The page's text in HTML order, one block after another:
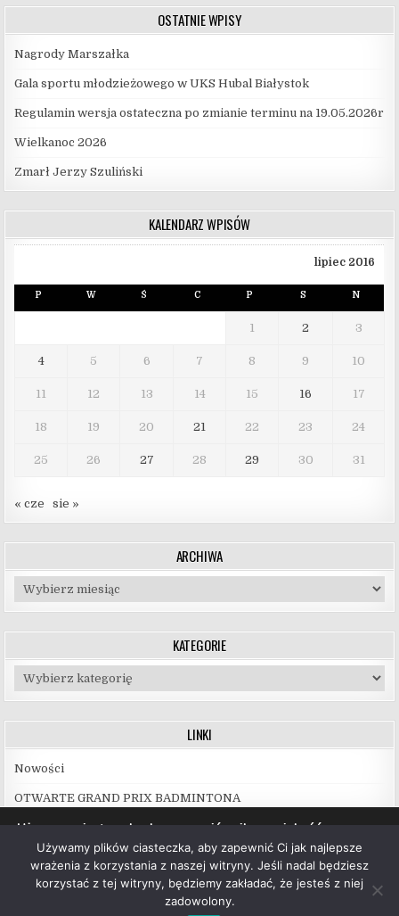
OSTATNIE WPISY
Nagrody Marszałka
Gala sportu młodzieżowego w UKS Hubal Białystok
Regulamin wersja ostateczna po zmianie terminu na 19.05.2026r
Wielkanoc 2026
Zmarł Jerzy Szuliński
KALENDARZ WPISÓW
lipiec 2016
P W Ś C P S N
1 2 3
4 5 6 7 8 9 10
11 12 13 14 15 16 17
18 19 20 21 22 23 24
25 26 27 28 29 30 31
« cze sie »
ARCHIWA
Archiwa
KATEGORIE
Kategorie
LINKI
Nowości
OTWARTE GRAND PRIX BADMINTONA
Copyright © 2026 UKS Hubal Białystok
Używamy ciasteczek, aby zapewnić najlepszą jakość
korzystania z naszej witryny.
Więcej informacji na temat plików ciasteczka, których
używamy, oraz możliwości ich wyłączenia znajdziesz w
ustawieniach.
Używamy plików ciasteczka, aby zapewnić Ci jak najlepsze
wrażenia z korzystania z naszej witryny. Jeśli nadal będziesz
korzystać z tej witryny, będziemy zakładać, że jesteś z niej
zadowolony.